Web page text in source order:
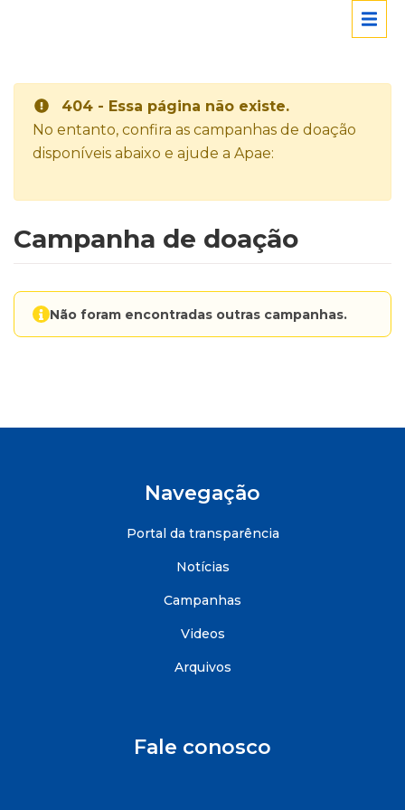
404 - Essa página não existe.
No entanto, confira as campanhas de doação
disponíveis abaixo e ajude a Apae:
Campanha de doação
Não foram encontradas outras campanhas.
Navegação
Portal da transparência
Notícias
Campanhas
Videos
Arquivos
Fale conosco